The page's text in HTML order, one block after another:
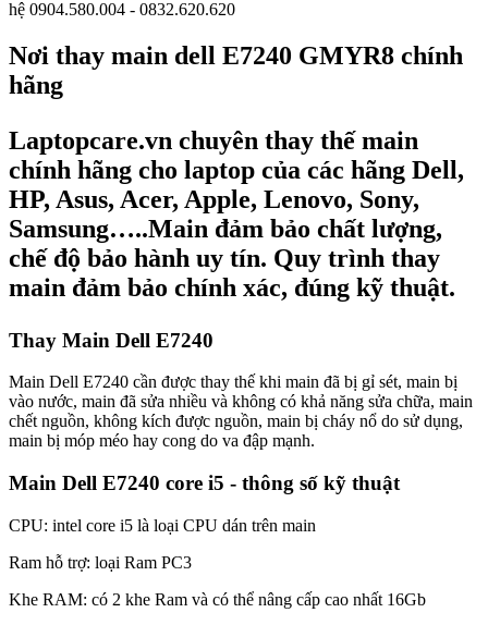
hệ 0904.580.004 - 0832.620.620
Nơi thay main dell E7240 GMYR8 chính
hãng
Laptopcare.vn chuyên thay thế main
chính hãng cho laptop của các hãng Dell,
HP, Asus, Acer, Apple, Lenovo, Sony,
Samsung…..Main đảm bảo chất lượng,
chế độ bảo hành uy tín. Quy trình thay
main đảm bảo chính xác, đúng kỹ thuật.
Thay Main Dell E7240
Main Dell E7240 cần được thay thế khi main đã bị gỉ sét, main bị
vào nước, main đã sửa nhiều và không có khả năng sửa chữa, main
chết nguồn, không kích được nguồn, main bị cháy nổ do sử dụng,
main bị móp méo hay cong do va đập mạnh.
Main Dell E7240 core i5 - thông số kỹ thuật
CPU: intel core i5 là loại CPU dán trên main
Ram hỗ trợ: loại Ram PC3
Khe RAM: có 2 khe Ram và có thể nâng cấp cao nhất 16Gb